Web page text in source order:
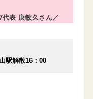
代表 庚敏久さん／
駅解散16：00